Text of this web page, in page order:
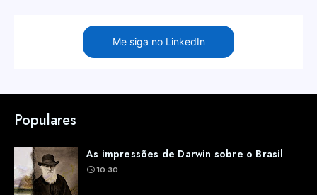
Me siga no LinkedIn
Populares
As impressões de Darwin sobre o Brasil
10:30